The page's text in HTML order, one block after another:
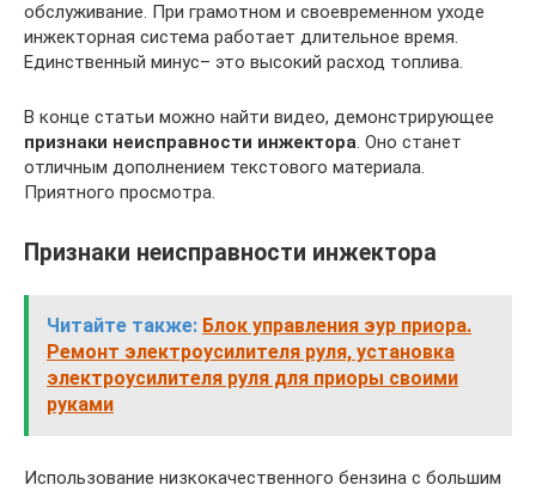
обслуживание. При грамотном и своевременном уходе
инжекторная система работает длительное время.
Единственный минус– это высокий расход топлива.
В конце статьи можно найти видео, демонстрирующее
признаки неисправности инжектора. Оно станет
отличным дополнением текстового материала.
Приятного просмотра.
Признаки неисправности инжектора
Читайте также: Блок управления эур приора.
Ремонт электроусилителя руля, установка
электроусилителя руля для приоры своими
руками
Использование низкокачественного бензина с большим